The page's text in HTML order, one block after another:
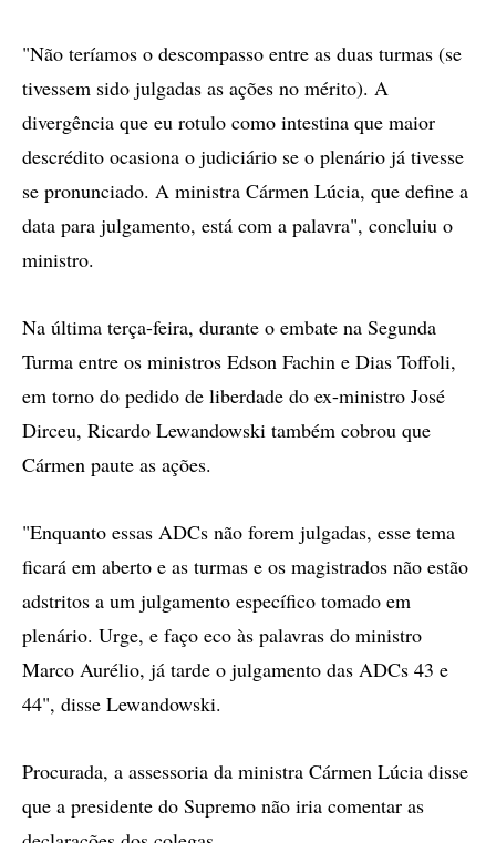
"Não teríamos o descompasso entre as duas turmas (se
tivessem sido julgadas as ações no mérito). A
divergência que eu rotulo como intestina que maior
descrédito ocasiona o judiciário se o plenário já tivesse
se pronunciado. A ministra Cármen Lúcia, que define a
data para julgamento, está com a palavra", concluiu o
ministro.
Na última terça-feira, durante o embate na Segunda
Turma entre os ministros Edson Fachin e Dias Toffoli,
em torno do pedido de liberdade do ex-ministro José
Dirceu, Ricardo Lewandowski também cobrou que
Cármen paute as ações.
"Enquanto essas ADCs não forem julgadas, esse tema
ficará em aberto e as turmas e os magistrados não estão
adstritos a um julgamento específico tomado em
plenário. Urge, e faço eco às palavras do ministro
Marco Aurélio, já tarde o julgamento das ADCs 43 e
44", disse Lewandowski.
Procurada, a assessoria da ministra Cármen Lúcia disse
que a presidente do Supremo não iria comentar as